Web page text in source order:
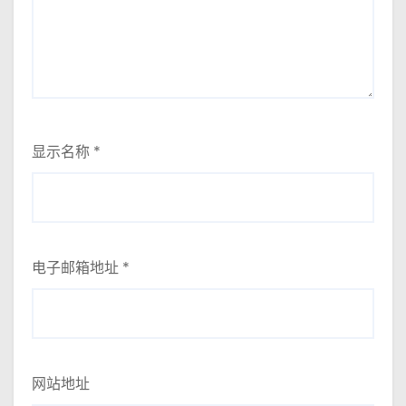
显示名称 *
电子邮箱地址 *
网站地址